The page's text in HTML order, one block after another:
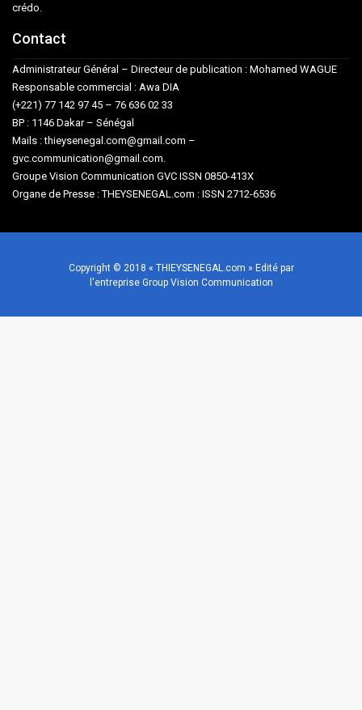
crédo.
Contact
Administrateur Général – Directeur de publication : Mohamed WAGUE
Responsable commercial : Awa DIA
(+221) 77 142 97 45 – 76 636 02 33
BP : 1146 Dakar – Sénégal
Mails : thieysenegal.com@gmail.com –
gvc.communication@gmail.com.
Groupe Vision Communication GVC ISSN 0850-413X
Organe de Presse : THEYSENEGAL.com : ISSN 2712-6536
Copyright © 2018 « THIEYSENEGAL.com » Edité par
l'entreprise Group Vision Communication